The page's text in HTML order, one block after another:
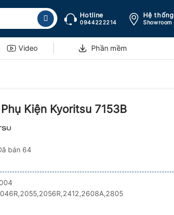
Hotline
0944222214
Hệ thống
Showroom
Video Phần mềm
Kiện Kyoritsu 7153B
bán 64